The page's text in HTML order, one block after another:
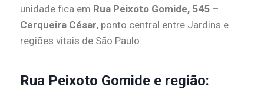
unidade fica em Rua Peixoto Gomide, 545 –
Cerqueira César, ponto central entre Jardins e
regiões vitais de São Paulo.
Rua Peixoto Gomide e região: